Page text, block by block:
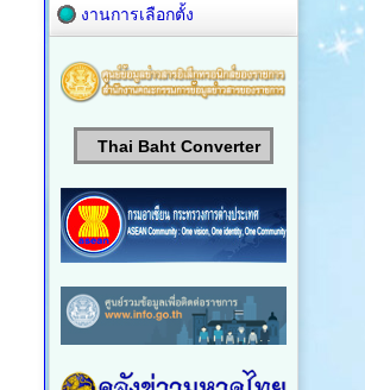
งานการเลือกตั้ง
Thai Baht Converter